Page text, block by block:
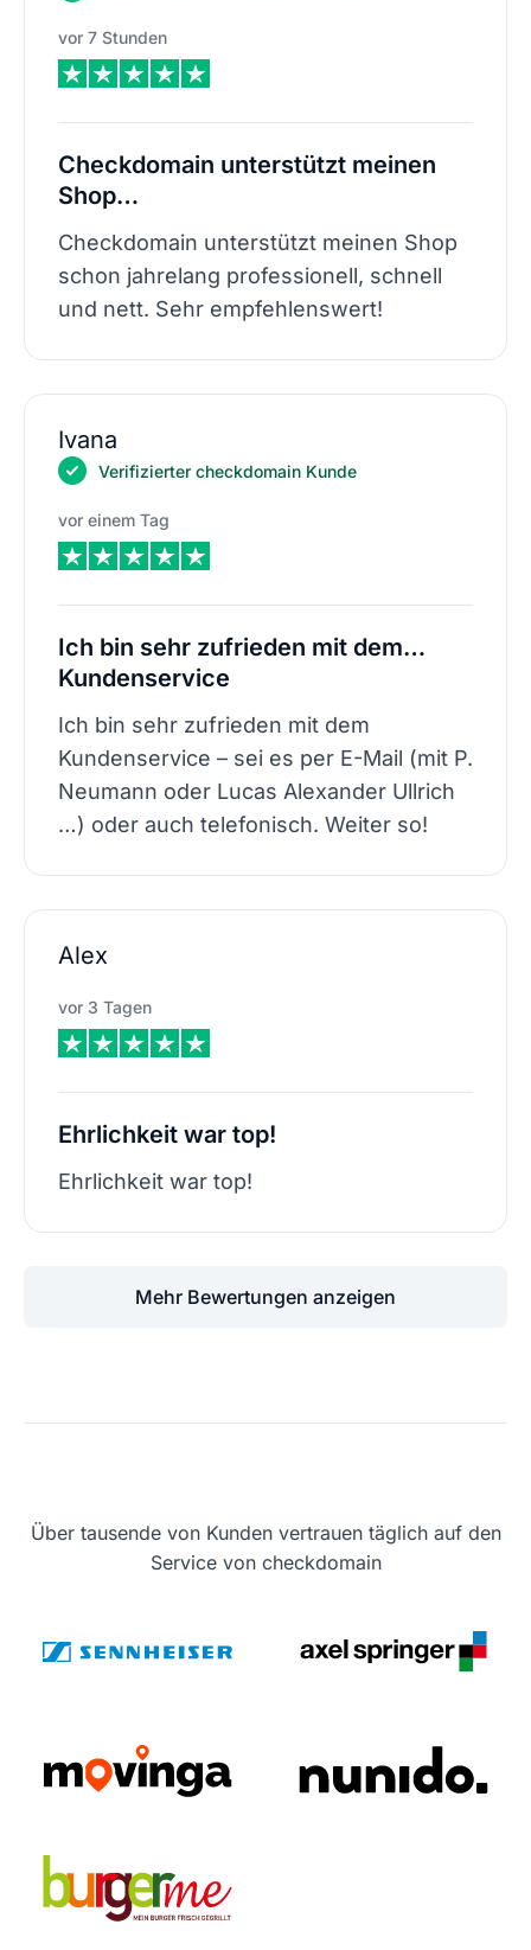
vor 7 Stunden
Checkdomain unterstützt meinen
Shop…
Checkdomain unterstützt meinen Shop
schon jahrelang professionell, schnell
und nett. Sehr empfehlenswert!
Ivana
Verifizierter checkdomain Kunde
vor einem Tag
Ich bin sehr zufrieden mit dem…
Kundenservice
Ich bin sehr zufrieden mit dem
Kundenservice – sei es per E-Mail (mit P.
Neumann oder Lucas Alexander Ullrich
…) oder auch telefonisch. Weiter so!
Alex
vor 3 Tagen
Ehrlichkeit war top!
Ehrlichkeit war top!
Mehr Bewertungen anzeigen
Über tausende von Kunden vertrauen täglich auf den
Service von checkdomain